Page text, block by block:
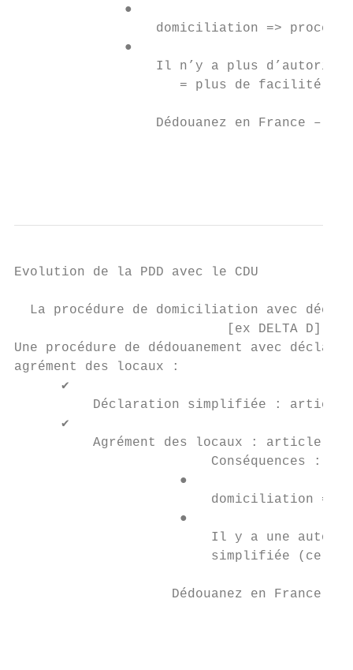
              ●
domiciliation =>
              ●
Il n’y a plus
                     = plus de facilité
Dédouanez en France –
Evolution de la PDD avec le CDU
La procédure de domiciliation avec
[ex DELTA D]
Une procédure de dédouanement avec
agrément des locaux :
      ✔
Déclaration simplifiée : article
      ✔
Agrément des locaux : article
                         Conséquences :
                     ●
domiciliation =>
                     ●
Il y a une
simplifiée
Dédouanez en France –